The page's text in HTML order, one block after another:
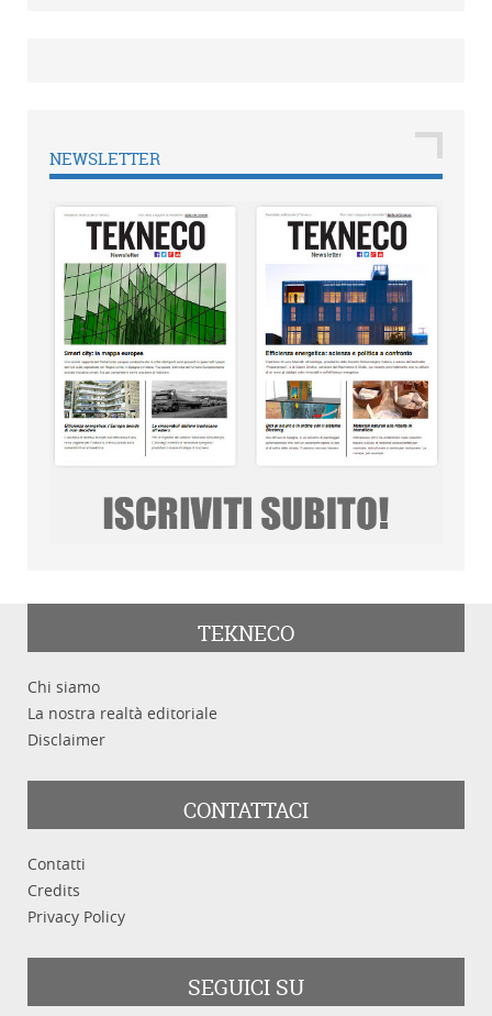
NEWSLETTER
TEKNECO
Chi siamo
La nostra realtà editoriale
Disclaimer
CONTATTACI
Contatti
Credits
Privacy Policy
SEGUICI SU